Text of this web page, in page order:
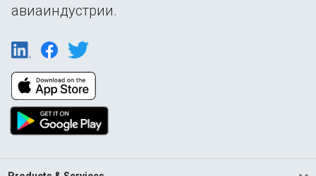
авиаиндустрии.